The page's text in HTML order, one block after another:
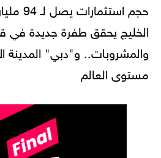
الخليج يحقق طفرة جديدة في
والمشروبات.. و"دبي" المدينة
مستوى العالم